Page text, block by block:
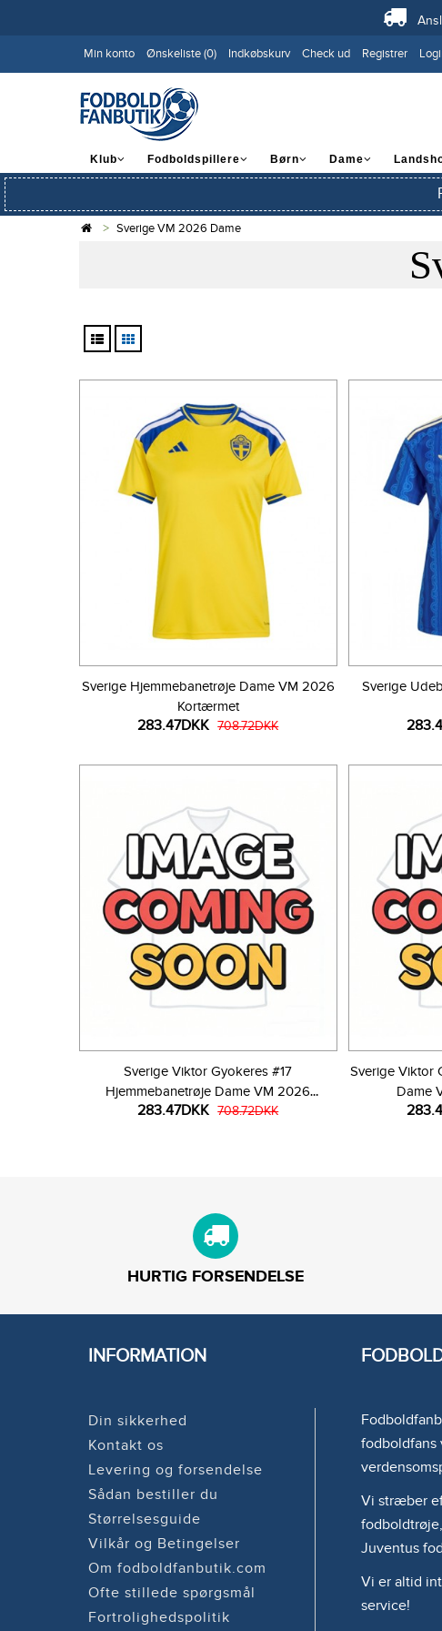
Min konto Ønskeliste (0) Indkøbskurv Check ud Registrer
Klub Fodboldspillere Børn Dame
Sverige VM 2026 Dame
Sverige Hjemmebanetrøje Dame VM 2026
Kortærmet
283.47DKK 708.72DKK
Sverige
Sverige Viktor Gyokeres #17
Hjemmebanetrøje Dame VM 2026
Kortærmet
283.47DKK 708.72DKK
Sverige Viktor
Dame
HURTIG FORSENDELSE
INFORMATION
Din sikkerhed
Kontakt os
Levering og forsendelse
Sådan bestiller du
Størrelsesguide
Vilkår og Betingelser
Om fodboldfanbutik.com
Ofte stillede spørgsmål
Fortrolighedspolitik
fodboldfans
Vi stræber
Juventus
Vi er altid
service!